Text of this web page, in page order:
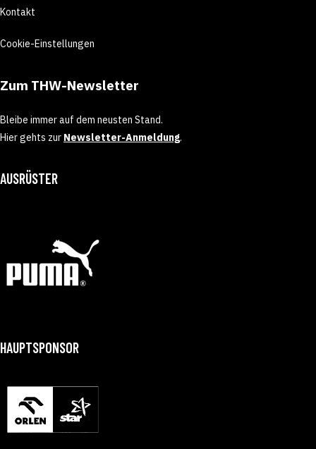
Kontakt
Cookie-Einstellungen
Zum THW-Newsletter
Bleibe immer auf dem neusten Stand.
Hier gehts zur Newsletter-Anmeldung.
AUSRÜSTER
HAUPTSPONSOR